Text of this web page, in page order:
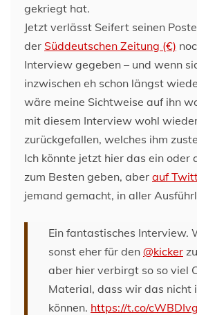
gekriegt hat.
Jetzt verlässt Seifert seinen
der Süddeutschen Zeitung (€)
Interview gegeben – und wenn
inzwischen eh schon längst
wäre meine Sichtweise auf ihn
mit diesem Interview wohl
zurückgefallen, welches ihm
Ich könnte jetzt hier das ein oder
zum Besten geben, aber auf
jemand gemacht, in aller
Ein fantastisches Interview.
sonst eher für den @kicker
aber hier verbirgt so so viel
Material, dass wir das nicht
können. https://t.co/